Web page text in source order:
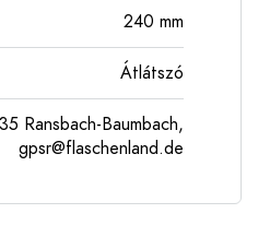
240 mm
Átlátszó
Ransbach-Baumbach,
gpsr@flaschenland.de